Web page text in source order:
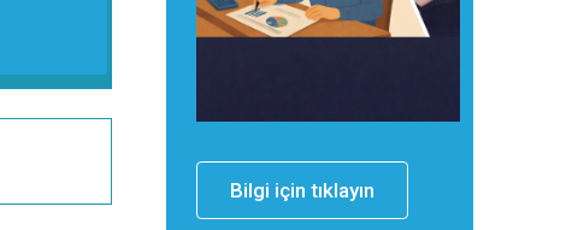
Bilgi için tıklayın